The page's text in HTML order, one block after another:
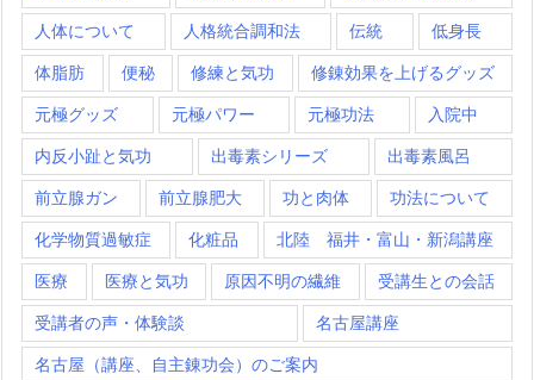
人体について 人格統合調和法 伝統 低身長
体脂肪 便秘 修練と気功 修錬効果を上げるグッズ
元極グッズ 元極パワー 元極功法 入院中
内反小趾と気功 出毒素シリーズ 出毒素風呂
前立腺ガン 前立腺肥大 功と肉体 功法について
化学物質過敏症 化粧品 北陸 福井・富山・新潟講座
医療 医療と気功 原因不明の繊維 受講生との会話
受講者の声・体験談 名古屋講座
名古屋（講座、自主錬功会）のご案内